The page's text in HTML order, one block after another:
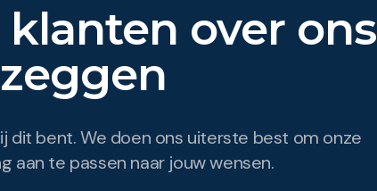
over ons
zeggen
dit bent. We doen ons uiterste best om onze
aan te passen naar jouw wensen.